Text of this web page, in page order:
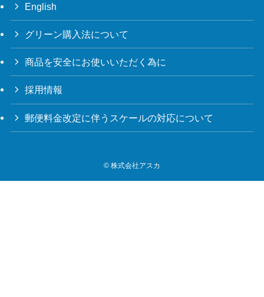
English
グリーン購入法について
商品を安全にお使いいただく為に
採用情報
郵便料金改定に伴うスケールの対応について
© 株式会社アスカ